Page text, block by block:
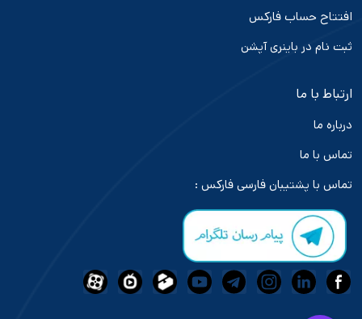
افتتاح حساب فارکس
ثبت نام در باینری آپشن
ارتباط با ما
درباره ما
تماس با ما
تماس با پشتیبان فارسی فارکس :